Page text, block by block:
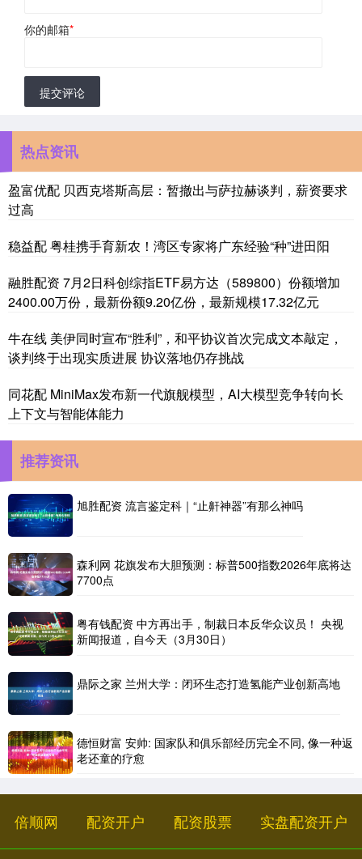
你的邮箱*
提交评论
热点资讯
盈富优配 贝西克塔斯高层：暂撤出与萨拉赫谈判，薪资要求
过高
稳益配 粤桂携手育新农！湾区专家将广东经验“种”进田阳
融胜配资 7月2日科创综指ETF易方达（589800）份额增加
2400.00万份，最新份额9.20亿份，最新规模17.32亿元
牛在线 美伊同时宣布“胜利”，和平协议首次完成文本敲定，
谈判终于出现实质进展 协议落地仍存挑战
同花配 MiniMax发布新一代旗舰模型，AI大模型竞争转向长
上下文与智能体能力
推荐资讯
旭胜配资 流言鉴定科｜“止鼾神器”有那么神吗
森利网 花旗发布大胆预测：标普500指数2026年底将达
7700点
粤有钱配资 中方再出手，制裁日本反华众议员！ 央视
新闻报道，自今天（3月30日）
鼎际之家 兰州大学：闭环生态打造氢能产业创新高地
德恒财富 安帅: 国家队和俱乐部经历完全不同, 像一种返
老还童的疗愈
倍顺网 配资开户 配资股票 实盘配资开户